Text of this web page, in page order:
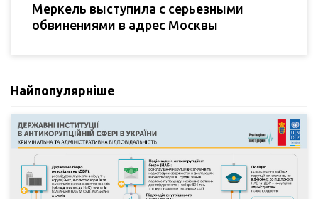
Меркель выступила с серьезными
обвинениями в адрес Москвы
Найпопулярніше